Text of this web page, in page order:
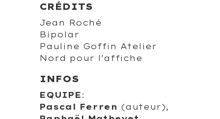
CRÉDITS
Jean Roché
Bipolar
Pauline Goffin Atelier
Nord pour l'affiche
INFOS
EQUIPE :
Pascal Ferren (auteur),